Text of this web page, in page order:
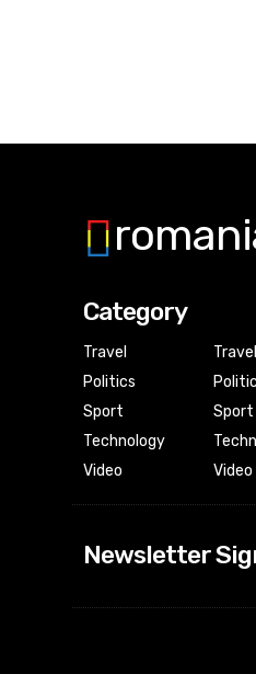
Category
Travel
Politics
Sport
Technology
Video
Travel
Sport
Video
Newsletter